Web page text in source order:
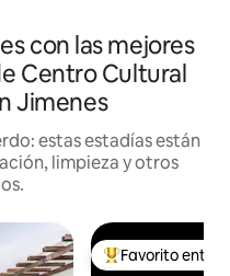
con las mejores
Centro Cultural
Jimenes
estas estadías están
limpieza y otros
Favorito entre
Favorito entre